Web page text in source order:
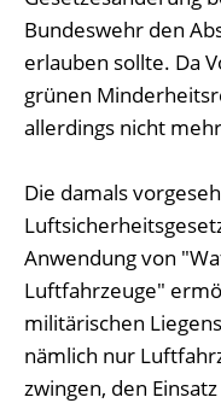
Bundeswehr den
erlauben sollte. Da
grünen
allerdings nicht
Die damals
Anwendung von
Luftfahrzeuge"
militärischen
nämlich nur
zwingen, den